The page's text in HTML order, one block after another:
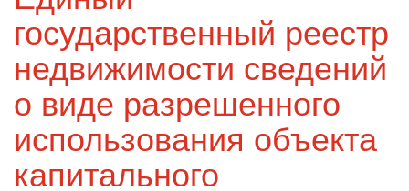
государственный реестр
недвижимости сведений
о виде разрешенного
использования объекта
капитального